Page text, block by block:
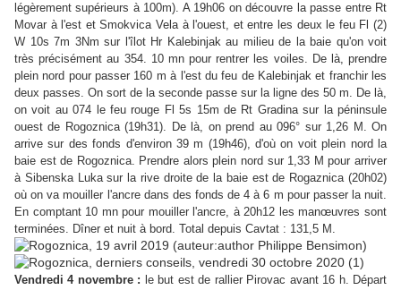
légèrement supérieurs à 100m). A 19h06 on découvre la passe entre Rt
Movar à l'est et Smokvica Vela à l'ouest, et entre les deux le feu Fl (2)
W 10s 7m 3Nm sur l'îlot Hr Kalebinjak au milieu de la baie qu'on voit
très précisément au 354. 10 mn pour rentrer les voiles. De là, prendre
plein nord pour passer 160 m à l'est du feu de Kalebinjak et franchir les
deux passes. On sort de la seconde passe sur la ligne des 50 m. De là,
on voit au 074 le feu rouge Fl 5s 15m de Rt Gradina sur la péninsule
ouest de Rogoznica (19h31). De là, on prend au 096° sur 1,26 M. On
arrive sur des fonds d'environ 39 m (19h46), d'où on voit plein nord la
baie est de Rogoznica. Prendre alors plein nord sur 1,33 M pour arriver
à Sibenska Luka sur la rive droite de la baie est de Rogaznica (20h02)
où on va mouiller l'ancre dans des fonds de 4 à 6 m pour passer la nuit.
En comptant 10 mn pour mouiller l'ancre, à 20h12 les manœuvres sont
terminées. Dîner et nuit à bord. Total depuis Cavtat : 131,5 M.
Vendredi 4 novembre : le but est de rallier Pirovac avant 16 h. Départ